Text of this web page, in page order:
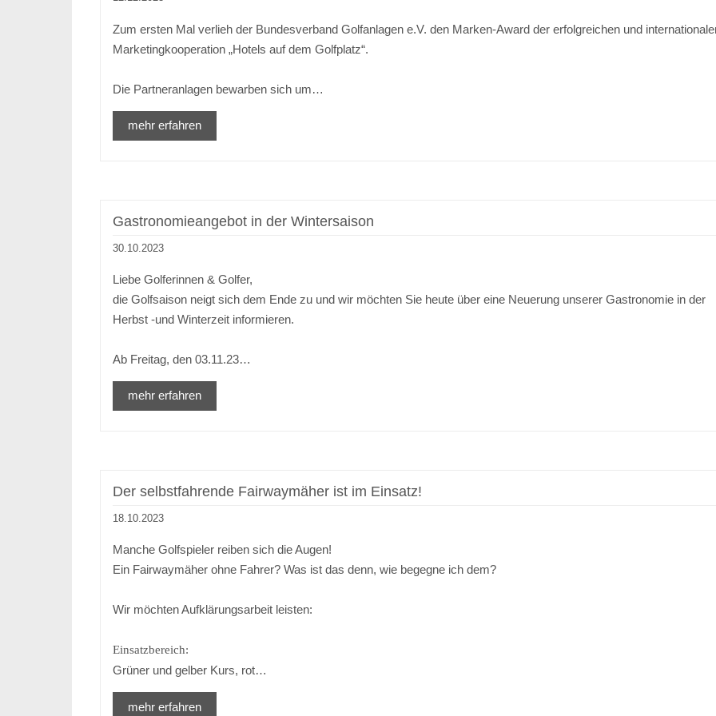
Zum ersten Mal verlieh der Bundesverband Golfanlagen e.V. den Marken-Award der erfolgreichen und
Marketingkooperation „Hotels auf dem Golfplatz“.
Die Partneranlagen bewarben sich um…
mehr erfahren
Gastronomieangebot in der Wintersaison
30.10.2023
Liebe Golferinnen & Golfer,
die Golfsaison neigt sich dem Ende zu und wir möchten Sie heute über eine Neuerung unserer Gastronomie in der
Herbst -und Winterzeit informieren.
Ab Freitag, den 03.11.23…
mehr erfahren
Der selbstfahrende Fairwaymäher ist im Einsatz!
18.10.2023
Manche Golfspieler reiben sich die Augen!
Ein Fairwaymäher ohne Fahrer? Was ist das denn, wie begegne ich dem?
Wir möchten Aufklärungsarbeit leisten:
Einsatzbereich:
Grüner und gelber Kurs, rot…
mehr erfahren